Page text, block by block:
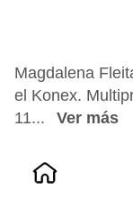
Magdalena
el Konex.
11...
Ver más